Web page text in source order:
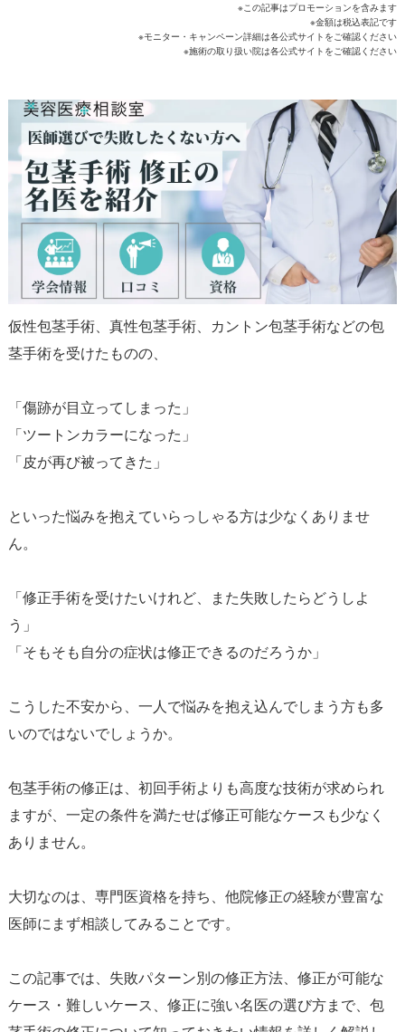
※この記事はプロモーションを含みます
※金額は税込表記です
※モニター・キャンペーン詳細は各公式サイトをご確認ください
仮性包茎手術、真性包茎手術、カントン包茎手術などの包
茎手術を受けたものの、
「傷跡が目立ってしまった」
「ツートンカラーになった」
「皮が再び被ってきた」
といった悩みを抱えていらっしゃる方は少なくありませ
ん。
「修正手術を受けたいけれど、また失敗したらどうしよ
う」
「そもそも自分の症状は修正できるのだろうか」
こうした不安から、一人で悩みを抱え込んでしまう方も多
いのではないでしょうか。
包茎手術の修正は、初回手術よりも高度な技術が求められ
ますが、一定の条件を満たせば修正可能なケースも少なく
ありません。
大切なのは、専門医資格を持ち、他院修正の経験が豊富な
医師にまず相談してみることです。
この記事では、失敗パターン別の修正方法、修正が可能な
ケース・難しいケース、修正に強い名医の選び方まで、包